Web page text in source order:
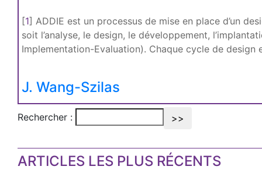
[1] ADDIE est un processus de mise en place d’un
soit l’analyse, le design, le développement,
Implementation-Evaluation). Chaque cycle de
J. Wang-Szilas
Rechercher :
ARTICLES LES PLUS RÉCENTS